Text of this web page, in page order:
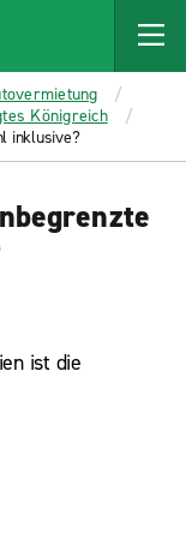
Königreich
inklusive?
ist die